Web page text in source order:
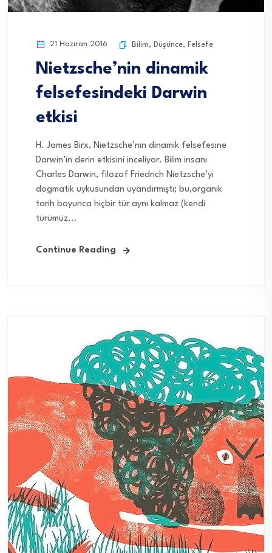
21 Haziran 2016 Bilim, Düşünce, Felsefe
Nietzsche’nin dinamik
felsefesindeki Darwin
etkisi
H. James Birx, Nietzsche’nin dinamik felsefesine
Darwin’in derin etkisini inceliyor. Bilim insanı
Charles Darwin, filozof Friedrich Nietzsche’yi
dogmatik uykusundan uyandırmıştı; bu,organik
tarih boyunca hiçbir tür aynı kalmaz (kendi
türümüz...
Continue Reading